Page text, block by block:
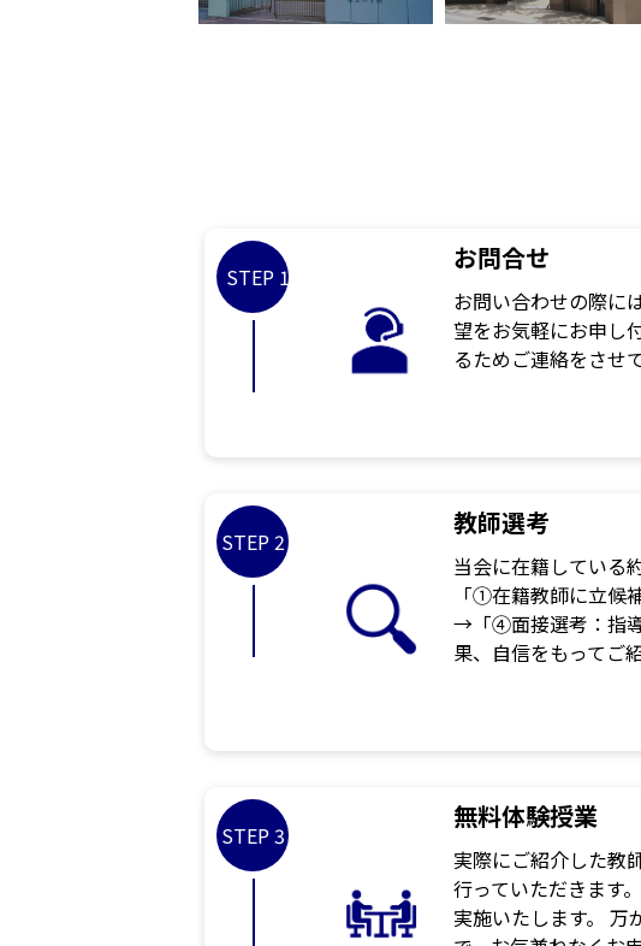
STEP 1
お問合せ
お問い合わせの際に
望をお気軽にお申し
るためご連絡をさせ
STEP 2
教師選考
当会に在籍している
「①在籍教師に立
→「④面接選考：指導
果、自信をもってご
STEP 3
無料体験授業
実際にご紹介した教
行っていただきます
実施いたします。